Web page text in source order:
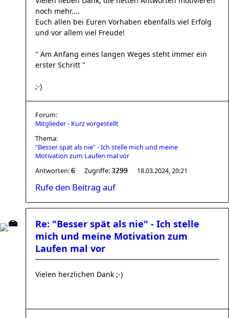
noch mehr....
Euch allen bei Euren Vorhaben ebenfalls viel Erfolg
und vor allem viel Freude!
" Am Anfang eines langen Weges steht immer ein
erster Schritt "
;-)
Forum:
Mitglieder - Kurz vorgestellt
Thema:
"Besser spät als nie" - Ich stelle mich und meine
Motivation zum Laufen mal vor
Antworten: 6 Zugriffe: 3299 18.03.2024, 20:21
Rufe den Beitrag auf
Re: "Besser spät als nie" - Ich stelle
mich und meine Motivation zum
Laufen mal vor
Vielen herzlichen Dank ;-)